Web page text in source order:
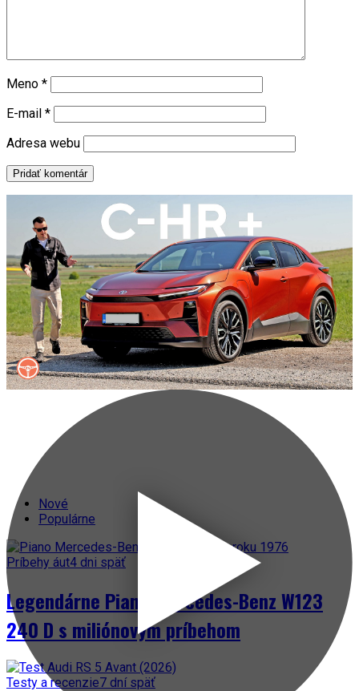
Meno *
E-mail *
Adresa webu
Nové
Populárne
Príbehy áut4 dni späť
Legendárne Piano Mercedes-Benz W123
240 D s miliónovým príbehom
Testy a recenzie7 dní späť